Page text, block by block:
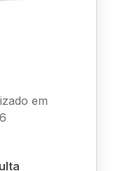
em